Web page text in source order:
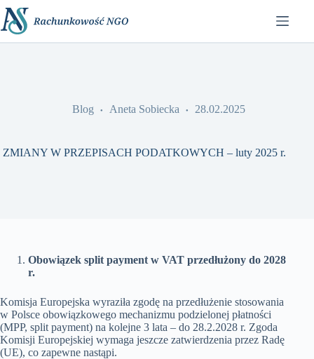
Przejdź
do
treści
Blog Aneta Sobiecka 28.02.2025
ZMIANY W PRZEPISACH PODATKOWYCH – luty 2025 r.
Obowiązek split payment w VAT przedłużony do 2028
r.
Komisja Europejska wyraziła zgodę na przedłużenie stosowania
w Polsce obowiązkowego mechanizmu podzielonej płatności
(MPP, split payment) na kolejne 3 lata – do 28.2.2028 r. Zgoda
Komisji Europejskiej wymaga jeszcze zatwierdzenia przez Radę
(UE), co zapewne nastąpi.